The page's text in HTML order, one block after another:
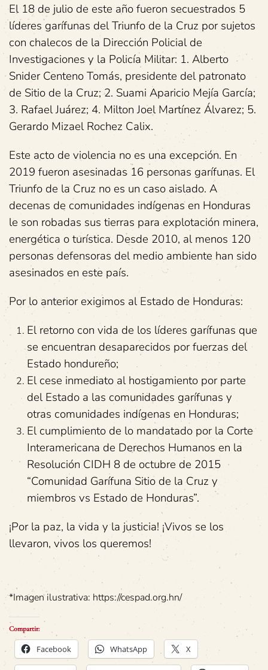
El 18 de julio de este año fueron secuestrados 5
líderes garífunas del Triunfo de la Cruz por sujetos
con chalecos de la Dirección Policial de
Investigaciones y la Policía Militar: 1. Alberto
Snider Centeno Tomás, presidente del patronato
de Sitio de la Cruz; 2. Suami Aparicio Mejía García;
3. Rafael Juárez; 4. Milton Joel Martínez Álvarez; 5.
Gerardo Mizael Rochez Calix.
Este acto de violencia no es una excepción. En
2019 fueron asesinadas 16 personas garífunas. El
Triunfo de la Cruz no es un caso aislado. A
decenas de comunidades indígenas en Honduras
le son robadas sus tierras para explotación minera,
energética o turística. Desde 2010, al menos 120
personas defensoras del medio ambiente han sido
asesinados en este país.
Por lo anterior exigimos al Estado de Honduras:
El retorno con vida de los líderes garífunas que
se encuentran desaparecidos por fuerzas del
Estado hondureño;
El cese inmediato al hostigamiento por parte
del Estado a las comunidades garífunas y
otras comunidades indígenas en Honduras;
El cumplimiento de lo mandatado por la Corte
Interamericana de Derechos Humanos en la
Resolución CIDH 8 de octubre de 2015
“Comunidad Garífuna Sitio de la Cruz y
miembros vs Estado de Honduras”.
¡Por la paz, la vida y la justicia! ¡Vivos se los
llevaron, vivos los queremos!
*Imagen ilustrativa: https://cespad.org.hn/
Compartir:
Facebook WhatsApp X